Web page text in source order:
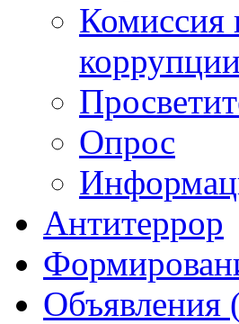
Комиссия
коррупции
Опрос
Антитеррор
Объявления